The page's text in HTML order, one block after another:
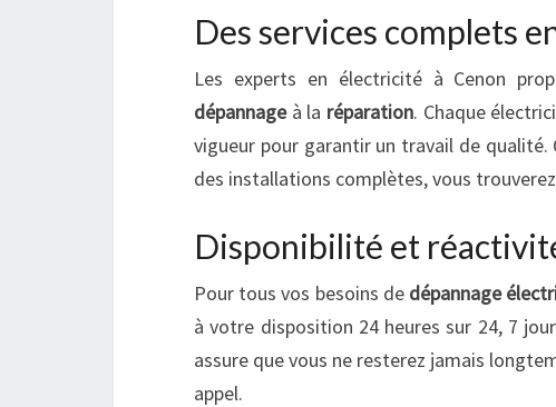
Des services complets
Les experts en électricité à Cenon
dépannageà la réparation. Chaque
vigueur pour garantir un travail de
des installations complètes, vous
Disponibilité et
Pour tous vos besoins de dépannage
à votre disposition 24 heures sur 24, 7
assure que vous ne resterez jamais
appel.